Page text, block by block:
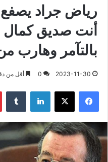
رياض جراد يصفع
أنت صديق كمال
بالتآمر وهارب من
2023-11-30
0 أقل من
فيسبوك X لينكدإن